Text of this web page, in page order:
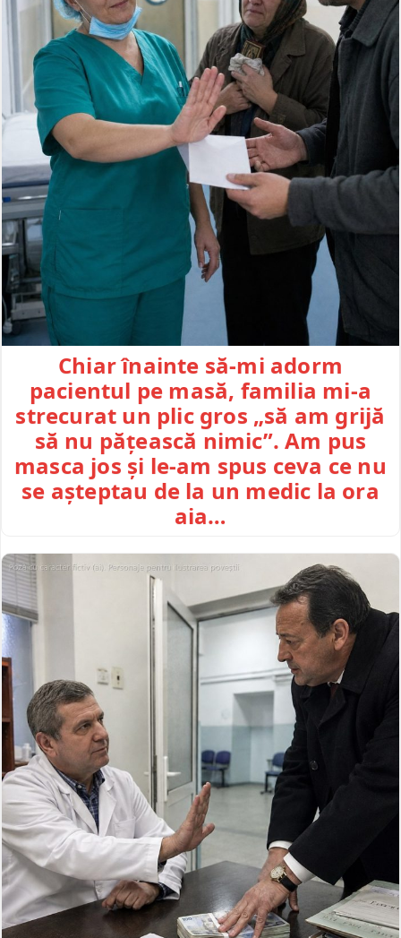
Chiar înainte să-mi adorm
pacientul pe masă, familia mi-a
strecurat un plic gros „să am grijă
să nu pățească nimic”. Am pus
masca jos și le-am spus ceva ce nu
se așteptau de la un medic la ora
aia…